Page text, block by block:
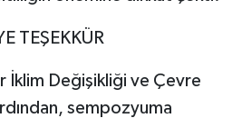
TEŞEKKÜR
İklim Değişikliği ve Çevre
sempozyuma